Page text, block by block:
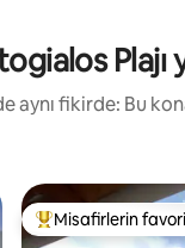
Plajı
aynı fikirde: Bu
Misafirlerin
Misafirlerin